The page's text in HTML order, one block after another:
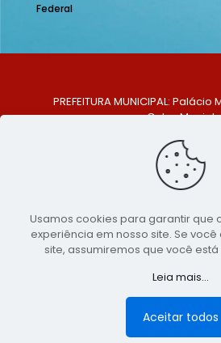
Federal
PREFEITURA MUNICIPAL:
Celso Maciel
Centro, São Bento do Una - PE.
TELEFONE: (81)
E-MAIL:
Copyright 2021-2026 -
Prefeitura de São Bento
Página desenvolvida pela
publicidadeLumusWeb -
Usamos cookies para garantir que
experiência em nosso site. Se
site, assumiremos que você
Leia mais...
Aceitar todos